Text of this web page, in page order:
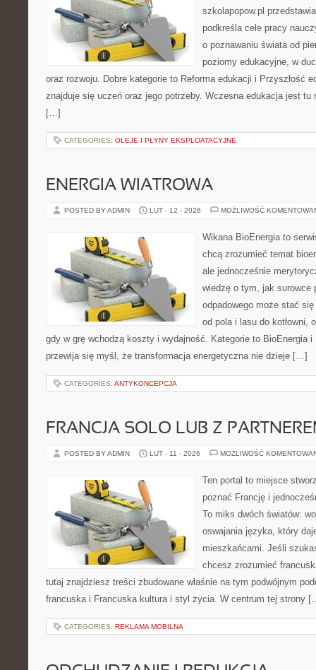
szkolapopow.pl
podkreśla cele pracy
o poznawaniu świata od
poziomy edukacyjne, w
oraz rozwoju. Dobre kategorie to Reforma edukacji i Przyszłość
znajduje się uczeń oraz jego potrzeby. Wczesna edukacja jest tu
[…]
CATEGORIES: OLEJE I PŁYNY EKSPLOATACYJNE
ENERGIA WIATROWA
POSTED BY ADMIN LUT - 12 - 2026 MOŻLIWOŚĆ
Wikana BioEnergia to
chcą zrozumieć temat
ale jednocześnie
wiedzę o tym, jak surowce
odpadowego może stać
od pola i lasu do kotłowni,
gdy w grę wchodzą koszty i wydajność. Kategorie to BioEnergia
przewija się myśl, że transformacja energetyczna nie dzieje […]
CATEGORIES: ANTYKONCEPCJA
FRANCJA SOLO LUB Z
POSTED BY ADMIN LUT - 11 - 2026 MOŻLIWOŚĆ
Ten portal to miejsce
poznać Francję i
To miks dwóch światów:
oswajania języka, który
mieszkańcami. Jeśli
chcesz zrozumieć
tutaj znajdziesz treści zbudowane właśnie na tym podwójnym
francuska i Francuska kultura i styl życia. W centrum tej strony
CATEGORIES: REKLAMA MOBILNA